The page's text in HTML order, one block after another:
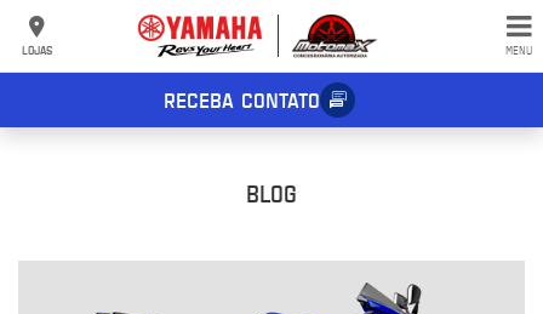
LOJAS MENU
RECEBA CONTATO
BLOG